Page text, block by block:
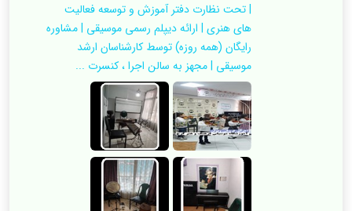
| تحت نظارت دفتر آموزش و توسعه فعالیت
های هنری | ارائه دیپلم رسمی موسیقی | مشاوره
رایگان (همه روزه) توسط کارشناسان ارشد
موسیقی | مجهز به سالن اجرا ، کنسرت ...